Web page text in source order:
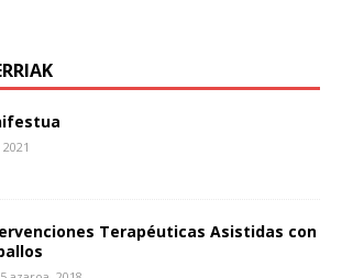
Terapéuticas Asistidas con